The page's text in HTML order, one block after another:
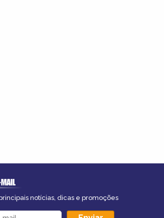
notícias, dicas e promoções